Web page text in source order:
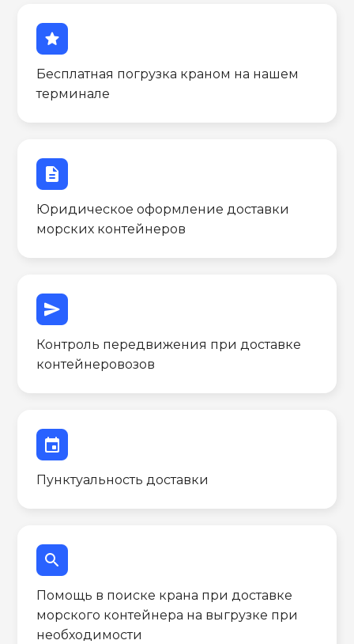
star
Бесплатная погрузка краном на нашем
терминале
description
Юридическое оформление доставки
морских контейнеров
send
Контроль передвижения при доставке
контейнеровозов
event
Пунктуальность доставки
search
Помощь в поиске крана при доставке
морского контейнера на выгрузке при
необходимости